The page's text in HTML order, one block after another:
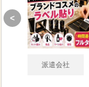
派遣会社
<